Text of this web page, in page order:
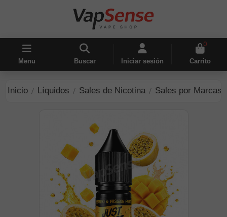
Menu Buscar Iniciar sesión
0
Carrito
Inicio Líquidos Sales de Nicotina Sales por Marcas